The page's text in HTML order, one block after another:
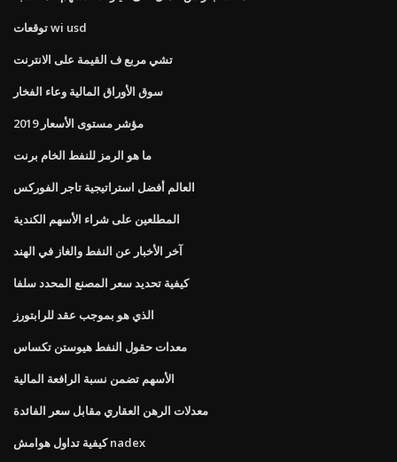
توقعات wi usd
تشي مربع ف القيمة على الانترنت
سوق الأوراق المالية وعاء الفخار
مؤشر مستوى الأسعار 2019
ما هو الرمز للنفط الخام برنت
العالم أفضل استراتيجية تاجر الفوركس
المطلعين على شراء الأسهم الكندية
آخر الأخبار عن النفط والغاز في الهند
كيفية تحديد سعر المصنع المحدد سلفا
الذي هو بموجب عقد للرابتورز
معدات حقول النفط هيوستن تكساس
الأسهم تضمن نسبة الرافعة المالية
معدلات الرهن العقاري مقابل سعر الفائدة
كيفية تداول هوامش nadex